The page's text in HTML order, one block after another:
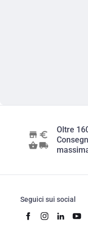
Oltre
Seguici sui social